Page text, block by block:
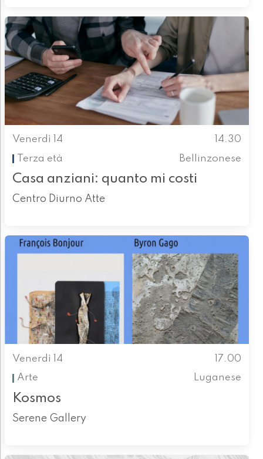
Venerdì 14
14.30
Terza età
Bellinzonese
Casa anziani: quanto mi costi
Centro Diurno Atte
Venerdì 14
17.00
Arte
Luganese
Kosmos
Serene Gallery